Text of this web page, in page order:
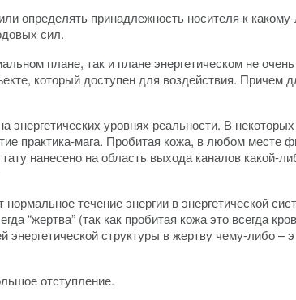
определять принадлежность носителя к какому-
сил.
плане, так и плане энергетическом не
который доступен для воздействия. Причем
энергетических уровнях реальности. В
практика-мага. Пробитая кожа, в любом месте
нанесено на область выхода каналов какой-
течение энергии в энергетической
“жертва” (так как пробитая кожа это всегда
структуры в жертву чему-либо –
отступление.